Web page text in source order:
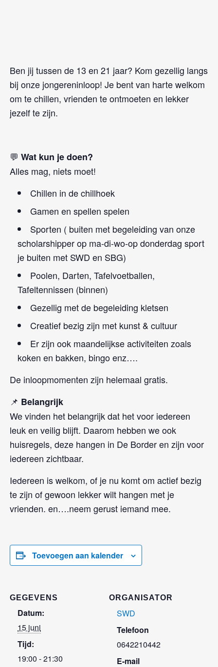
Ben jij tussen de 13 en 21 jaar? Kom gezellig langs
bij onze jongereninloop! Je bent van harte welkom
om te chillen, vrienden te ontmoeten en lekker
jezelf te zijn.
💬 Wat kun je doen?
Alles mag, niets moet!
Chillen in de chillhoek
Gamen en spellen spelen
Sporten ( buiten met begeleiding van onze
scholarshipper op ma-di-wo-op donderdag sport
je buiten met SWD en SBG)
Poolen, Darten, Tafelvoetballen,
Tafeltennissen (binnen)
Gezellig met de begeleiding kletsen
Creatief bezig zijn met kunst & cultuur
Er zijn ook maandelijkse activiteiten zoals
koken en bakken, bingo enz….
De inloopmomenten zijn helemaal gratis.
📌 Belangrijk
We vinden het belangrijk dat het voor iedereen
leuk en veilig blijft. Daarom hebben we ook
huisregels, deze hangen in De Border en zijn voor
iedereen zichtbaar.
Iedereen is welkom, of je nu komt om actief bezig
te zijn of gewoon lekker wilt hangen met je
vrienden. en….neem gerust iemand mee.
Toevoegen aan kalender
GEGEVENS
Datum:
15 juni
Tijd:
19:00 - 21:30
ORGANISATOR
SWD
Telefoon
0642210442
E-mail